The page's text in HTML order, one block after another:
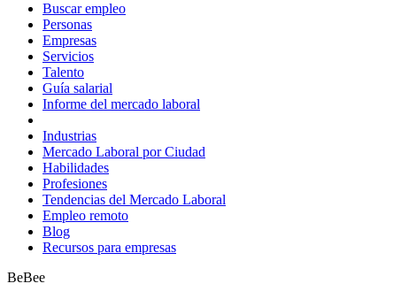
Buscar empleo
Personas
Empresas
Servicios
Talento
Guía salarial
Informe del mercado laboral
Industrias
Mercado Laboral por Ciudad
Habilidades
Profesiones
Tendencias del Mercado Laboral
Empleo remoto
Blog
Recursos para empresas
BeBee